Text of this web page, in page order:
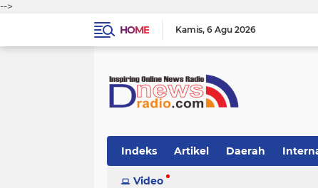
-->
HOME
Kamis 6 Agu 2026
Indeks Artikel Daerah
Video